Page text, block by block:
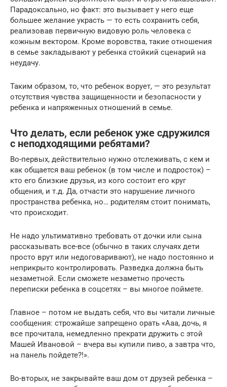
Парадоксально, но факт: это вызывает у него еще
большее желание украсть — то есть сохранить себя,
реализовав первичную видовую роль человека с
кожным вектором. Кроме воровства, такие отношения
в семье закладывают у ребенка стойкий сценарий на
неудачу.
Таким образом, то, что ребенок ворует, — это результат
отсутствия чувства защищенности и безопасности у
ребенка и напряженных отношений в семье.
Что делать, если ребенок уже сдружился
с неподходящими ребятами?
Во-первых, действительно нужно отслеживать, с кем и
как общается ваш ребенок (в том числе и подросток) –
кто его близкие друзья, из кого состоит его круг
общения, и т.д. Да, отчасти это нарушение личного
пространства ребенка, но… родителям стоит понимать,
что происходит.
Не надо ультимативно требовать от дочки или сына
рассказывать все-все (обычно в таких случаях дети
просто врут или недоговаривают), не надо постоянно и
неприкрыто контролировать. Разведка должна быть
незаметной. Если сможете незаметно прочесть
переписки ребенка в соцсетях – вы многое поймете.
Главное – потом не выдать себя, что вы читали личные
сообщения: строжайше запрещено орать «Ааа, дочь, я
все прочитала, немедленно прекрати дружить с этой
Машей Ивановой – вчера вы купили пиво, а завтра что,
на панель пойдете?!».
Во-вторых, не закрывайте ваш дом от друзей ребенка –